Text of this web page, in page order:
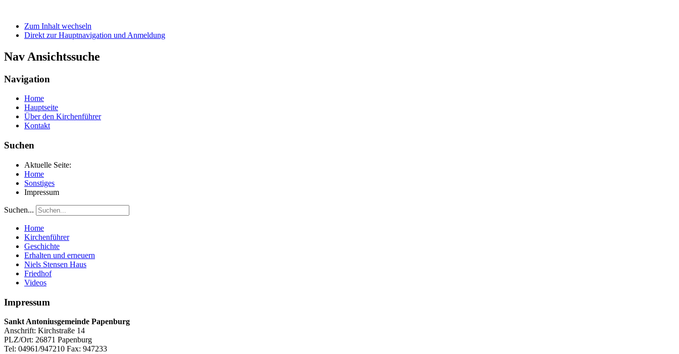
Zum Inhalt wechseln
Direkt zur Hauptnavigation und Anmeldung
Nav Ansichtssuche
Navigation
Home
Hauptseite
Über den Kirchenführer
Kontakt
Suchen
Aktuelle Seite:
Home
Sonstiges
Impressum
Suchen...
Home
Kirchenführer
Geschichte
Erhalten und erneuern
Niels Stensen Haus
Friedhof
Videos
Impressum
Sankt Antoniusgemeinde Papenburg
Anschrift: Kirchstraße 14
PLZ/Ort: 26871 Papenburg
Tel: 04961/947210 Fax: 947233